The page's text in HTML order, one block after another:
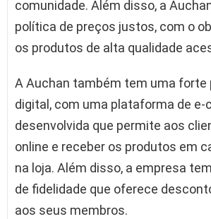
comunidade. Além disso, a
política de preços justos, com o
os produtos de alta qualidade
A Auchan também tem uma forte
digital, com uma plataforma de e-
desenvolvida que permite aos
online e receber os produtos em
na loja. Além disso, a empresa
de fidelidade que oferece
aos seus membros.